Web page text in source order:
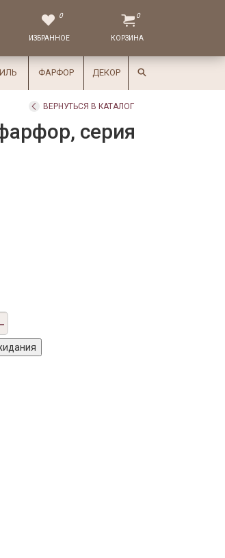
0
ИЗБРАННОЕ
0
КОРЗИНА
ФАРФОР ДЕКОР
ВЕРНУТЬСЯ В КАТАЛОГ
серия